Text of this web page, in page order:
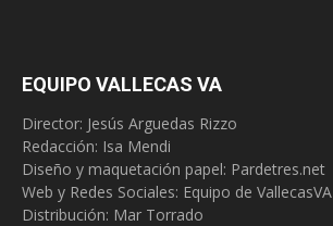
EQUIPO VALLECAS VA
Director: Jesús Arguedas Rizzo
Redacción: Isa Mendi
Diseño y maquetación papel: Pardetres.net
Web y Redes Sociales: Equipo de VallecasVA
Distribución: Mar Torrado